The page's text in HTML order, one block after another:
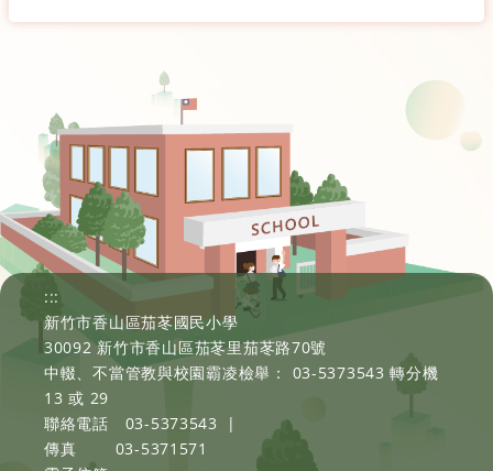
:::
新竹市香山區茄苳國民小學
30092 新竹市香山區茄苳里茄苳路70號
中輟、不當管教與校園霸凌檢舉： 03-5373543 轉分機
13 或 29
聯絡電話
03-5373543
|
傳真
03-5371571